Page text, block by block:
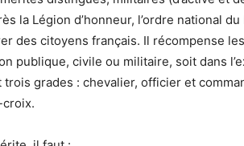
la Légion d’honneur, l’ordre national
des citoyens français. Il récompense
publique, civile ou militaire, soit dans
grades : chevalier, officier et